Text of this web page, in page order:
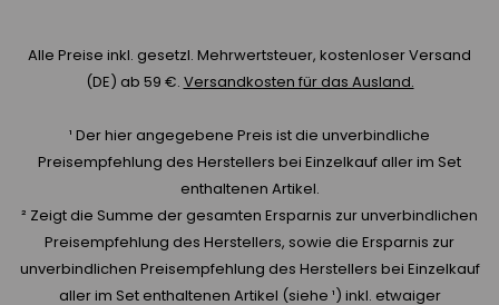
Alle Preise inkl. gesetzl. Mehrwertsteuer, kostenloser Versand
(DE) ab 59 €. Versandkosten für das Ausland.
¹ Der hier angegebene Preis ist die unverbindliche
Preisempfehlung des Herstellers bei Einzelkauf aller im Set
enthaltenen Artikel.
² Zeigt die Summe der gesamten Ersparnis zur unverbindlichen
Preisempfehlung des Herstellers, sowie die Ersparnis zur
unverbindlichen Preisempfehlung des Herstellers bei Einzelkauf
aller im Set enthaltenen Artikel (siehe ¹) inkl. etwaiger